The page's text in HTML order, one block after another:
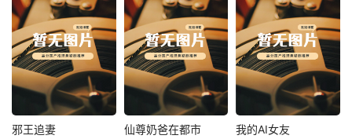
热播
邪王追妻 热播
仙尊奶爸在都市 热播
我的AI女友